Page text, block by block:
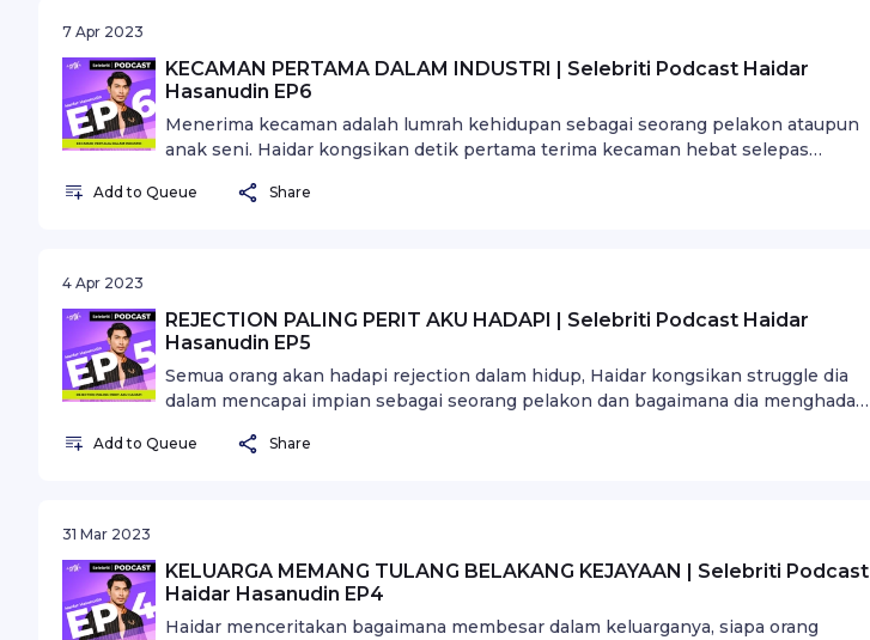
7 Apr 2023
KECAMAN PERTAMA DALAM INDUSTRI | Selebriti Podcast Haidar
Hasanudin EP6
Menerima kecaman adalah lumrah kehidupan sebagai seorang pelakon ataupun
anak seni. Haidar kongsikan detik pertama terima kecaman hebat selepas
Add to Queue Share
4 Apr 2023
REJECTION PALING PERIT AKU HADAPI | Selebriti Podcast Haidar
Hasanudin EP5
Semua orang akan hadapi rejection dalam hidup, Haidar kongsikan struggle dia
dalam mencapai impian sebagai seorang pelakon dan bagaimana dia menghadapi
Add to Queue Share
31 Mar 2023
KELUARGA MEMANG TULANG BELAKANG KEJAYAAN | Selebriti Podcast
Haidar Hasanudin EP4
Haidar menceritakan bagaimana membesar dalam keluarganya, siapa orang